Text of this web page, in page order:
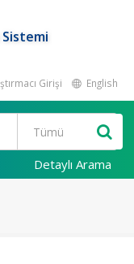
Girişi English
Detaylı Arama